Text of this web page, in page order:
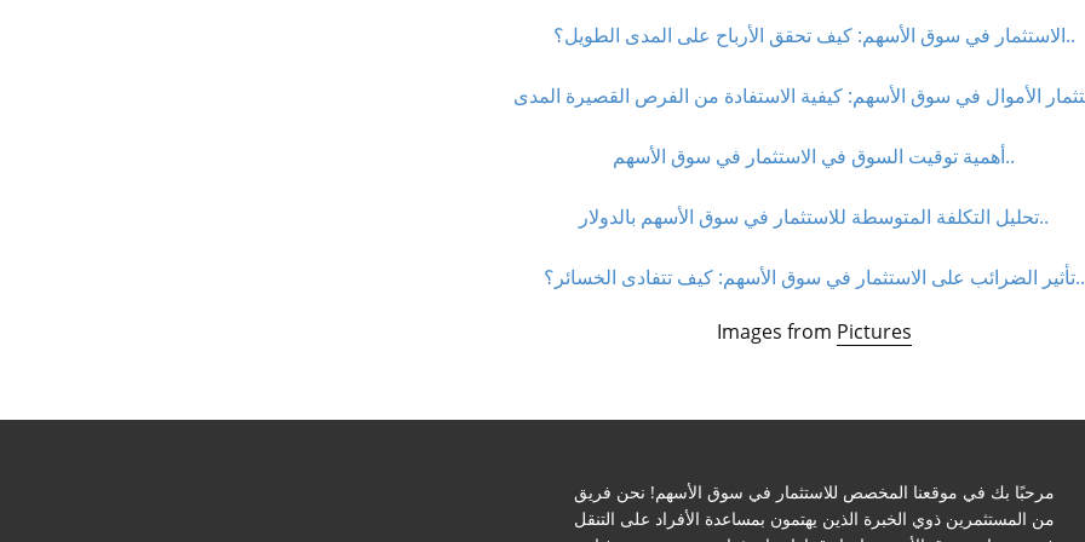
الاستثمار في سوق الأسهم: كيف تحقق الأرباح على المدى الطويل؟..
أهمية توقيت السوق في الاستثمار في سوق الأسهم..
تحليل التكلفة المتوسطة للاستثمار في سوق الأسهم بالدولار..
تأثير الضرائب على الاستثمار في سوق الأسهم: كيف تتفادى الخسائر؟..
Images from Pictures
مرحبًا بك في موقعنا المخصص للاستثمار في سوق الأسهم! نحن فريق
من المستثمرين ذوي الخبرة الذين يهتمون بمساعدة الأفراد على التنقل